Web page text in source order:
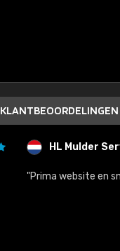
KLANTBEOORDELINGEN
HL Mulder
"Prima website en